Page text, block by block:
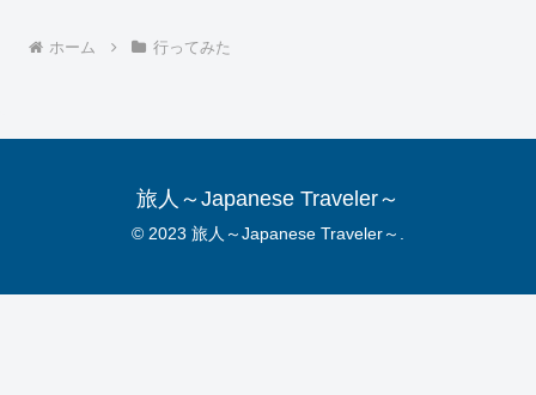
ホーム 行ってみた
旅人～Japanese Traveler～
© 2023 旅人～Japanese Traveler～.